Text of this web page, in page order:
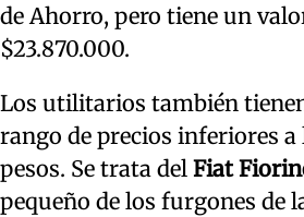
de Ahorro, pero tiene un
$23.870.000.
Los utilitarios también
rango de precios inferiores
pesos. Se trata del Fiat
pequeño de los furgones de